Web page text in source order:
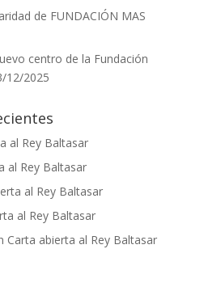
de FUNDACIÓN MAS
centro de la Fundación
12/2025
al Rey Baltasar
al Rey Baltasar
al Rey Baltasar
al Rey Baltasar
Carta abierta al Rey Baltasar